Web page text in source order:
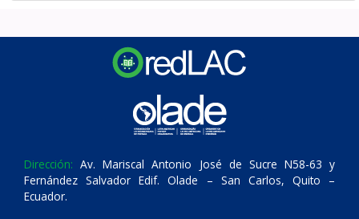
Dirección: Av. Mariscal Antonio José de Sucre N58-63 y
Fernández Salvador Edif. Olade – San Carlos, Quito –
Ecuador.